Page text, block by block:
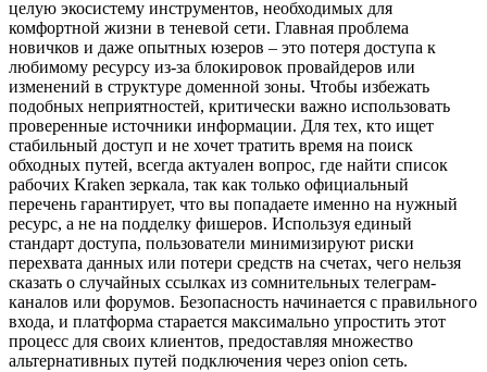
целую экосистему инструментов, необходимых для
комфортной жизни в теневой сети. Главная проблема
новичков и даже опытных юзеров – это потеря доступа к
любимому ресурсу из-за блокировок провайдеров или
изменений в структуре доменной зоны. Чтобы избежать
подобных неприятностей, критически важно использовать
проверенные источники информации. Для тех, кто ищет
стабильный доступ и не хочет тратить время на поиск
обходных путей, всегда актуален вопрос, где найти список
рабочих Kraken зеркала, так как только официальный
перечень гарантирует, что вы попадаете именно на нужный
ресурс, а не на подделку фишеров. Используя единый
стандарт доступа, пользователи минимизируют риски
перехвата данных или потери средств на счетах, чего нельзя
сказать о случайных ссылках из сомнительных телеграм-
каналов или форумов. Безопасность начинается с правильного
входа, и платформа старается максимально упростить этот
процесс для своих клиентов, предоставляя множество
альтернативных путей подключения через onion сеть.